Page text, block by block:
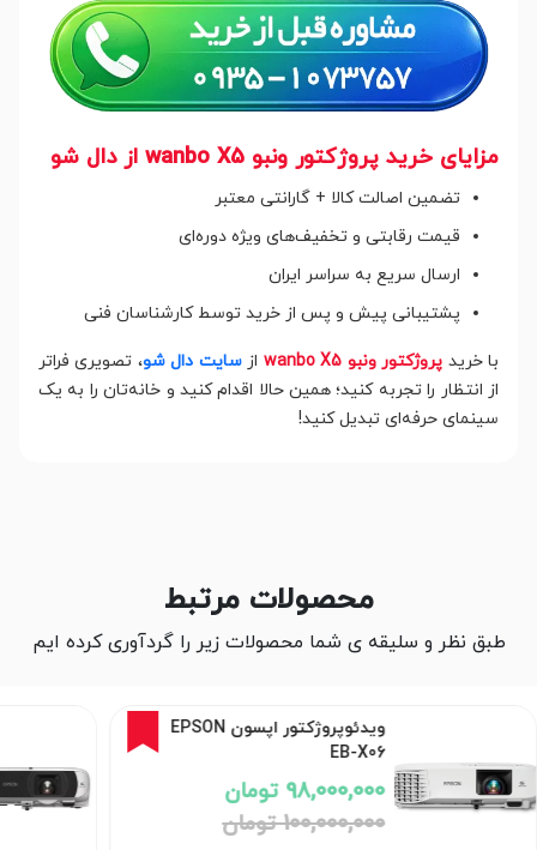
مزایای خرید پروژکتور ونبو wanbo X5 از دال شو
تضمین اصالت کالا + گارانتی معتبر
قیمت رقابتی و تخفیف‌های ویژه دوره‌ای
ارسال سریع به سراسر ایران
پشتیبانی پیش و پس از خرید توسط کارشناسان فنی
با خرید پروژکتور ونبو wanbo X5 ازسایت دال شو، تصویری فراتر
از انتظار را تجربه کنید؛ همین حالا اقدام کنید و خانه‌تان را به یک
سینمای حرفه‌ای تبدیل کنید!
محصولات مرتبط
طبق نظر و سلیقه ی شما محصولات زیر را گردآوری کرده ایم
ویدئو پروژکتور اپسون Epson
EB-FH54
186,000,000 تومان